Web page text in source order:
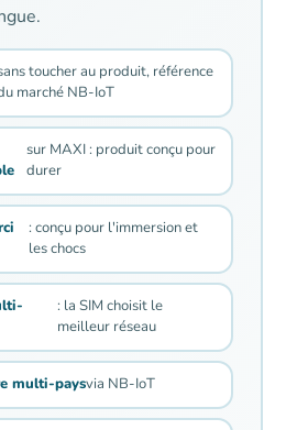
toucher au produit, référence
marché NB-IoT
sur MAXI : produit conçu pour
durer
: conçu pour l'immersion et
les chocs
: la SIM choisit le
meilleur réseau
multi-paysvia NB-IoT